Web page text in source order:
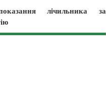
лічильника за